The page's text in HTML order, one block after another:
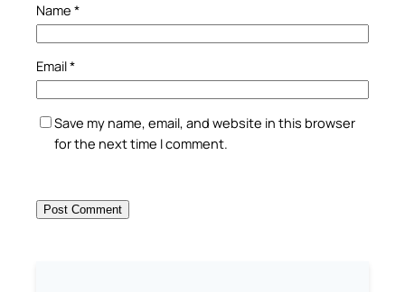
Name *
Email*
Save my name, email, and website in this browser
for the next time I comment.